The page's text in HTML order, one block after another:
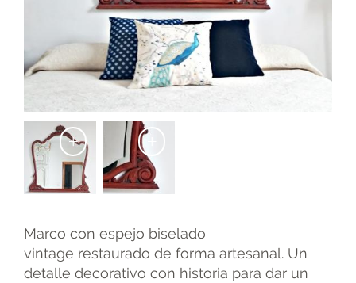
+ +
Marco con espejo biselado
vintage restaurado de forma artesanal. Un
detalle decorativo con historia para dar un